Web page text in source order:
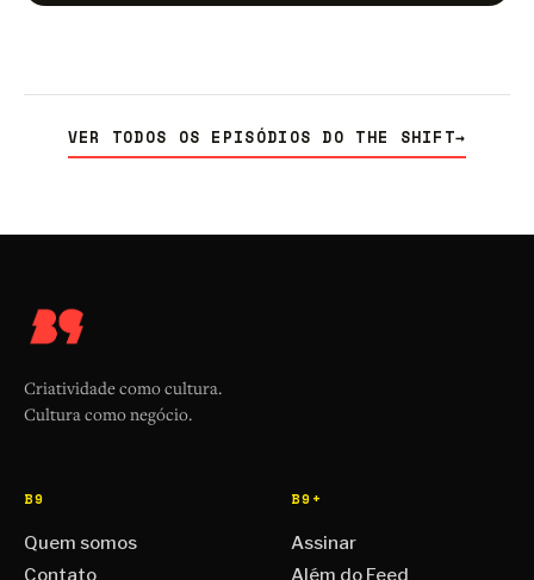
VER TODOS OS EPISÓDIOS DO THE SHIFT→
Criatividade como cultura.
Cultura como negócio.
B9
Quem somos
Contato
B9+
Assinar
Além do Feed